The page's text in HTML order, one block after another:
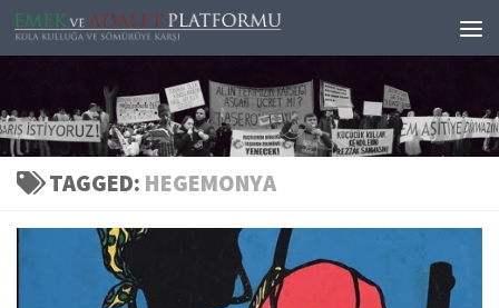
Skip to content
TAGGED: HEGEMONYA